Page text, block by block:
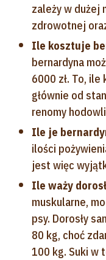
zależy w dużej
zdrowotnej
Ile kosztuje
bernardyna
6000 zł. To,
głównie od
renomy
Ile je
ilości
jest więc
Ile waży
muskularne,
psy. Dorosły
80 kg, choć
100 kg. Suki w